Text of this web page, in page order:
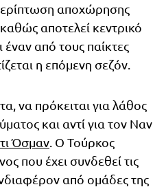
αποχώρησης
αποτελεί κεντρικό
από τους παίκτες
η επόμενη σεζόν.
να πρόκειται για λάθος
και αντί για τον Ναν
Όσμαν . Ο Τούρκος
που έχει συνδεθεί τις
από ομάδες της